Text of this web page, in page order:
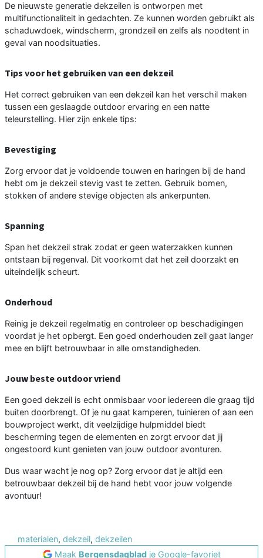
De nieuwste generatie dekzeilen is ontworpen met
multifunctionaliteit in gedachten. Ze kunnen worden gebruikt als
schaduwdoek, windscherm, grondzeil en zelfs als noodtent in
geval van noodsituaties.
Tips voor het gebruiken van een dekzeil
Het correct gebruiken van een dekzeil kan het verschil maken
tussen een geslaagde outdoor ervaring en een natte
teleurstelling. Hier zijn enkele tips:
Bevestiging
Zorg ervoor dat je voldoende touwen en haringen bij de hand
hebt om je dekzeil stevig vast te zetten. Gebruik bomen,
stokken of andere stevige objecten als ankerpunten.
Spanning
Span het dekzeil strak zodat er geen waterzakken kunnen
ontstaan bij regenval. Dit voorkomt dat het zeil doorzakt en
uiteindelijk scheurt.
Onderhoud
Reinig je dekzeil regelmatig en controleer op beschadigingen
voordat je het opbergt. Een goed onderhouden zeil gaat langer
mee en blijft betrouwbaar in alle omstandigheden.
Jouw beste outdoor vriend
Een goed dekzeil is echt onmisbaar voor iedereen die graag tijd
buiten doorbrengt. Of je nu gaat kamperen, tuinieren of aan een
bouwproject werkt, dit veelzijdige hulpmiddel biedt
bescherming tegen de elementen en zorgt ervoor dat jij
ongestoord kunt genieten van jouw outdoor avonturen.
Dus waar wacht je nog op? Zorg ervoor dat je altijd een
betrouwbaar dekzeil bij de hand hebt voor jouw volgende
avontuur!
materialen, dekzeil, dekzeilen
Maak Bergensdagbladje Google-favoriet